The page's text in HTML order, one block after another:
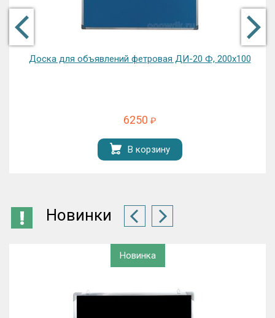
Доска для объявлений фетровая ДИ-20 Ф, 200х100
6250 ₽
В корзину
Новинки
Новинка